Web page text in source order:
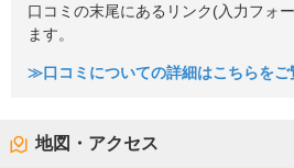
口コミの末尾にあるリンク(入力フォ
ます。
≫口コミについての詳細はこちらをご
地図・アクセス